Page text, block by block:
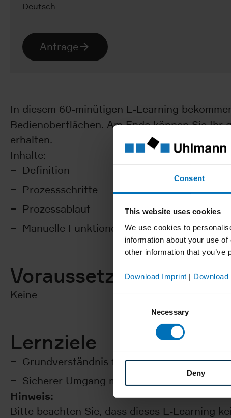
Consent
This website uses cookies
We use cookies to
information about your use
other information that
Download Imprint |
Necessary
Deny
Deutsch
Anfrage
In diesem 60-minütigen E-Learning
Bedienoberflächen. Am Ende können Sie Ihr
erhalten.
Inhalte:
Definition
Prozessschritte
Prozessablauf
Manuelle Funktionen am Touch- und
Voraussetzungen
Keine
Lernziele
Grundverständnis für Track & Trace
Sicherer Umgang mit manuellen
Hinweis:
Bitte beachten Sie, dass dieses E-Learning